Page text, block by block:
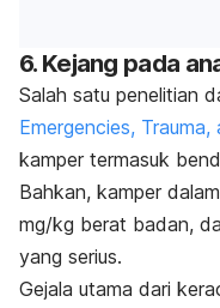
6. Kejang pada
Salah satu penelitian
Emergencies,
kamper termasuk
Bahkan, kamper
mg/kg berat badan,
yang serius.
Gejala utama dari